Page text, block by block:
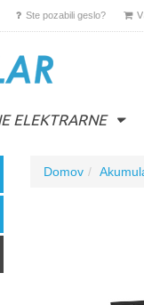
Ste pozabili geslo?
ELEKTRARNE
Domov